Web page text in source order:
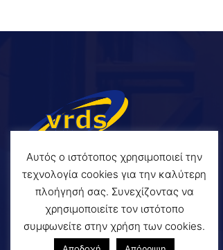
Αυτός ο ιστότοπος χρησιμοποιεί την
τεχνολογία cookies για την καλύτερη
πλοήγησή σας. Συνεχίζοντας να
χρησιμοποιείτε τον ιστότοπο
συμφωνείτε στην χρήση των cookies.